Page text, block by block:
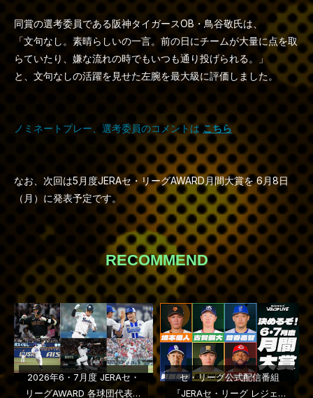
同賞の選考委員である阪神タイガースOB・鳥谷敬氏は、
「文句なし。素晴らしいの一言。前の日にチームが大量に点を取
らていたり、嫌な流れの時でもいつも通り投げられる。」
と、文句なしの活躍を見せた左腕を最大級に評価しました。
ノミネートプレー、選考委員のコメントは こちら
なお、次回は5月度JERAセ・リーグAWARD月間大賞を 6月8日
（月）に発表予定です。
RECOMMEND
2026年6・7月度 JERAセ・
リーグAWARD 各球団代表選
セ・リーグ公式配信番組
『JERAセ・リーグ レジェン